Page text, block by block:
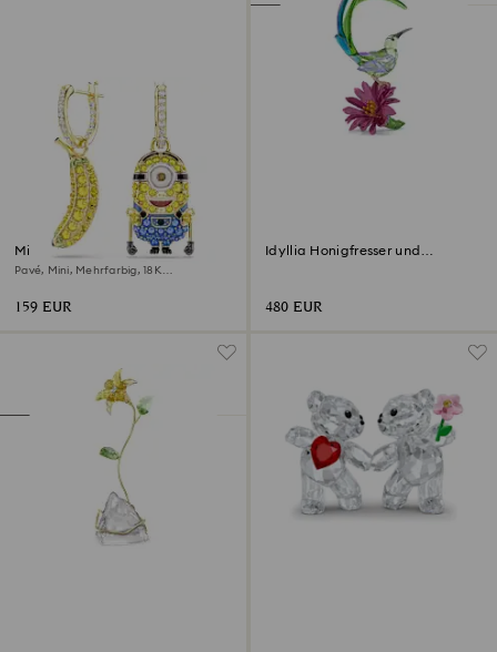
Minions Stuart and Banana
Drop-Ohrhänger
Pavé, Mini, Mehrfarbig, 18K
159 EUR
Idyllia Honigfresser und
480 EUR